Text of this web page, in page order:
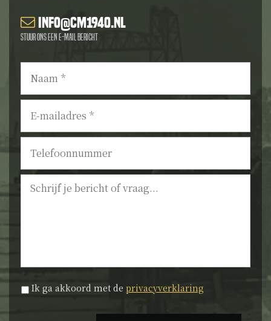
info@cm1940.nl
Stuur ons een e-mail bericht
mailadres *
Privacyverklaring *
Ik ga akkoord met de privacyverklaring